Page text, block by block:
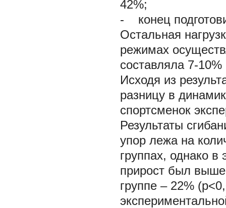
42%;
- конец
Остальная
режимах
составляла 7-
Исходя из
разницу в
спортсменок
Результаты
упор лежа на
группах, однако в
прирост был выше
группе – 22%